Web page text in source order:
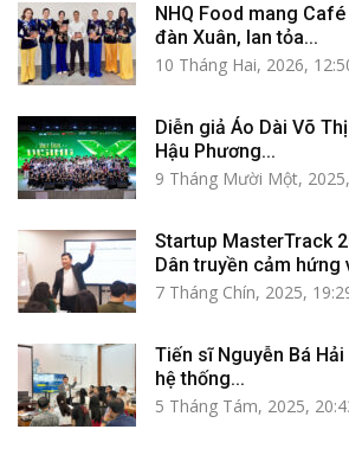
NHQ Food mang Café
đàn Xuân, lan tỏa...
10 Tháng Hai, 2026,
Diễn giả Áo Dài Võ
Hậu Phương...
9 Tháng Mười Một,
Startup MasterTrack
Dân truyền cảm hứng
7 Tháng Chín, 2025,
Tiến sĩ Nguyễn Bá
hệ thống...
5 Tháng Tám, 2025,